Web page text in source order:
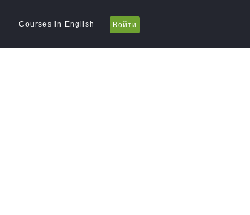
Courses in English Войти